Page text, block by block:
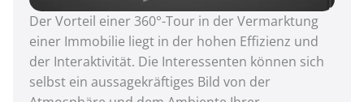
Der Vorteil einer 360°-Tour in der Vermarktung
einer Immobilie liegt in der hohen Effizienz und
der Interaktivität. Die Interessenten können sich
selbst ein aussagekräftiges Bild von der